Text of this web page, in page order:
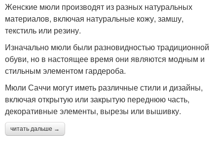
Женские мюли производят из разных натуральных
материалов, включая натуральные кожу, замшу,
текстиль или резину.
Изначально мюли были разновидностью традиционной
обуви, но в настоящее время они являются модным и
стильным элементом гардероба.
Мюли Саччи могут иметь различные стили и дизайны,
включая открытую или закрытую переднюю часть,
декоративные элементы, вырезы или вышивку.
читать дальше →